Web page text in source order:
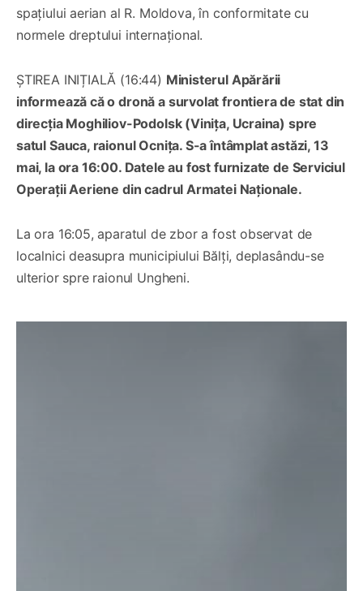
spațiului aerian al R. Moldova, în conformitate cu
normele dreptului internațional.
ȘTIREA INIȚIALĂ (16:44) Ministerul Apărării
informează că o dronă a survolat frontiera de stat din
direcția Moghiliov-Podolsk (Vinița, Ucraina) spre
satul Sauca, raionul Ocnița. S-a întâmplat astăzi, 13
mai, la ora 16:00. Datele au fost furnizate de Serviciul
Operații Aeriene din cadrul Armatei Naționale.
La ora 16:05, aparatul de zbor a fost observat de
localnici deasupra municipiului Bălți, deplasându-se
ulterior spre raionul Ungheni.